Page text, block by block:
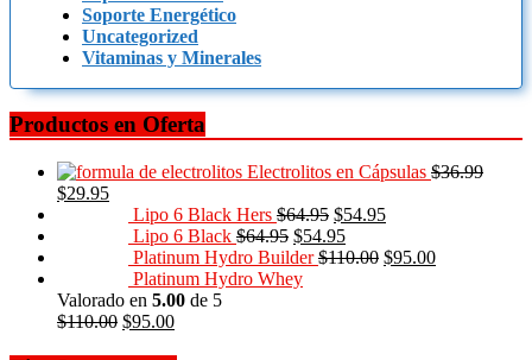
Soporte Energético
Uncategorized
Vitaminas y Minerales
Productos en Oferta
Electrolitos en Cápsulas $36.99
$29.95
Lipo 6 Black Hers $64.95 $54.95
Lipo 6 Black $64.95 $54.95
Platinum Hydro Builder $110.00 $95.00
Platinum Hydro Whey
Valorado en 5.00 de 5
$110.00 $95.00